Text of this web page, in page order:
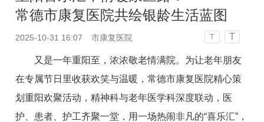
常德市康复医院共绘银龄生活蓝图
2025-10-31 16:07 市康复医院 T T
又是一年重阳至，浓浓敬老情满院。为让老年朋友
在专属节日里收获欢笑与温暖，常德市康复医院精心策
划重阳欢聚活动，精神科与老年医学科深度联动，医
护、患者、护工齐聚一堂，用一场热闹非凡的“喜乐汇”，